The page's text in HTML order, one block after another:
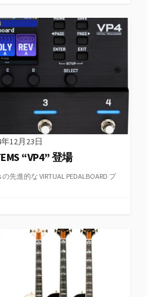
年12月23日
“VP4” 登場
先進的な VIRTUAL PEDALBOARD プ